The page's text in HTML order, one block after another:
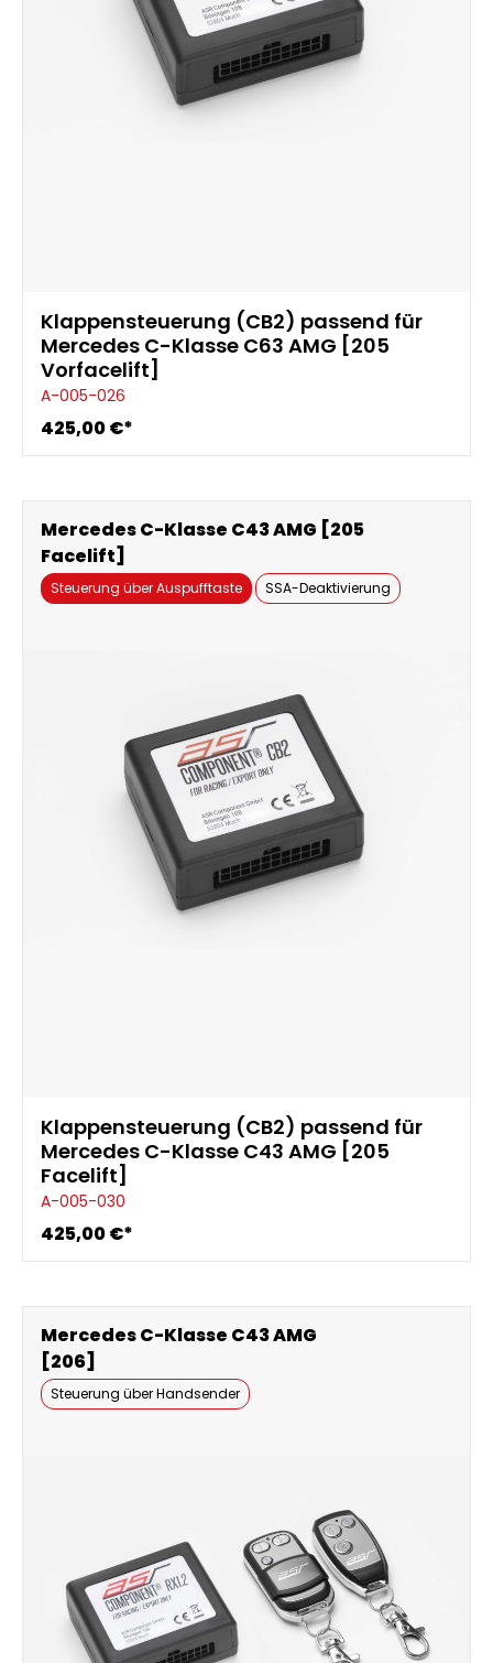
Klappensteuerung (CB2) passend für
Mercedes C-Klasse C63 AMG [205
Vorfacelift]
A-005-026
425,00 €*
Klappensteuerung (CB2) passend für
Mercedes C-Klasse C43 AMG [205
Facelift]
A-005-030
Mercedes C-Klasse C43 AMG [205
Facelift]
Steuerung über Auspufftaste SSA-Deaktivierung
425,00 €*
Mercedes C-Klasse C43 AMG
[206]
Steuerung über Handsender